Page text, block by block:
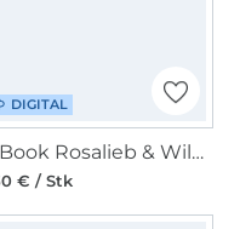
DIGITAL
E-Book Rosalieb & Wildblau Crop-Oberteil / Kleid Becky Damen
€ / Stk